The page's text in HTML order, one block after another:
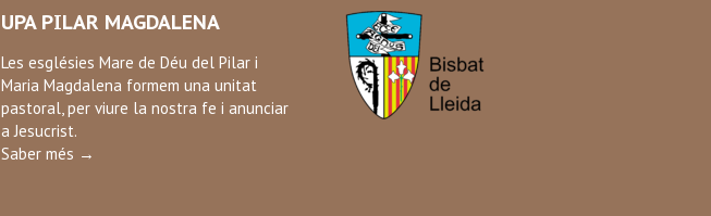
UPA PILAR MAGDALENA
Les esglésies Mare de Déu del Pilar i
Maria Magdalena formem una unitat
pastoral, per viure la nostra fe i anunciar
a Jesucrist.
Saber més →